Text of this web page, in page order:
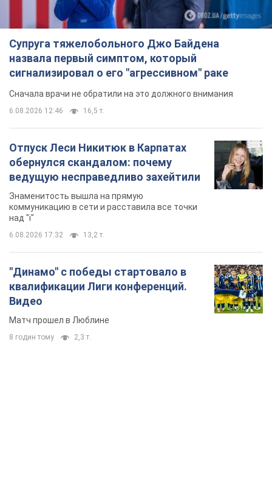
Супруга тяжелобольного Джо Байдена
назвала первый симптом, который
сигнализировал о его "агрессивном" раке
Сначала врачи не обратили на это должного внимания
6.08.2026 12:46 16,5 т.
Отпуск Леси Никитюк в Карпатах
обернулся скандалом: почему
ведущую несправедливо захейтили
Знаменитость вышла на прямую
коммуникацию в сети и расставила все точки
над "i"
6.08.2026 17:32 13,2 т.
"Динамо" с победы стартовало в
квалификации Лиги конференций.
Видео
Матч прошел в Люблине
8 годин тому 2,3 т.